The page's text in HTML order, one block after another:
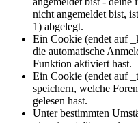
nicht angemeldet bist,
1) abgelegt.
Ein Cookie (endet auf
die automatische
Funktion aktiviert hast.
Ein Cookie (endet auf
speichern, welche
gelesen hast.
Unter bestimmten